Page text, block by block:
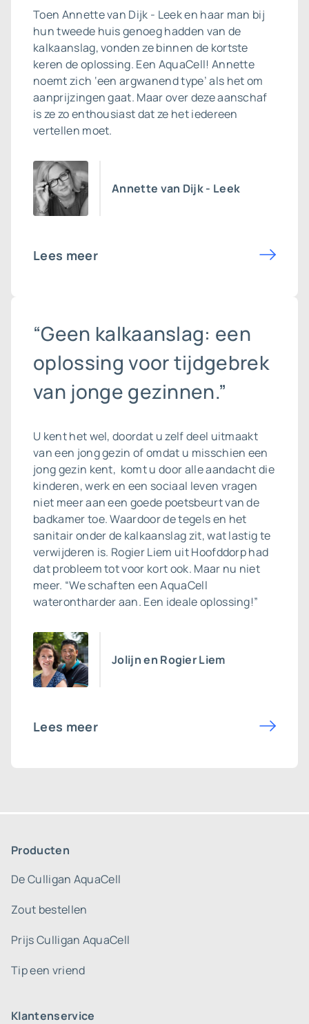
Toen Annette van Dijk - Leek en haar man bij
hun tweede huis genoeg hadden van de
kalkaanslag, vonden ze binnen de kortste
keren de oplossing. Een AquaCell! Annette
noemt zich ‘een argwanend type’ als het om
aanprijzingen gaat. Maar over deze aanschaf
is ze zo enthousiast dat ze het iedereen
vertellen moet.
Annette van Dijk - Leek
Lees meer
“Geen kalkaanslag: een
oplossing voor tijdgebrek
van jonge gezinnen.”
U kent het wel, doordat u zelf deel uitmaakt
van een jong gezin of omdat u misschien een
jong gezin kent, komt u door alle aandacht die
kinderen, werk en een sociaal leven vragen
niet meer aan een goede poetsbeurt van de
badkamer toe. Waardoor de tegels en het
sanitair onder de kalkaanslag zit, wat lastig te
verwijderen is. Rogier Liem uit Hoofddorp had
dat probleem tot voor kort ook. Maar nu niet
meer. “We schaften een AquaCell
waterontharder aan. Een ideale oplossing!”
Jolijn en Rogier Liem
Lees meer
Producten
De Culligan AquaCell
Zout bestellen
Prijs Culligan AquaCell
Tip een vriend
Klantenservice